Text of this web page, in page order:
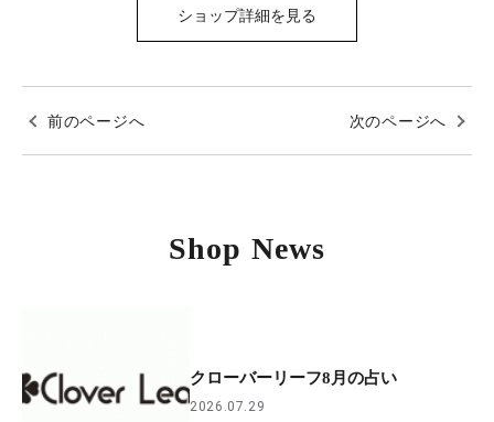
ショップ詳細を見る
前のページへ 次のページへ
Shop News
クローバーリーフ8月の占い
2026.07.29